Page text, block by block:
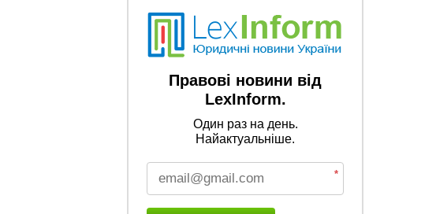
Правові новини від
LexInform.
Один раз на день.
Найактуальніше.
*